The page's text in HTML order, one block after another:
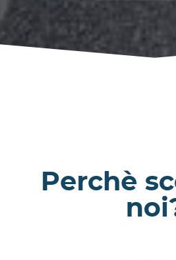
Perchè